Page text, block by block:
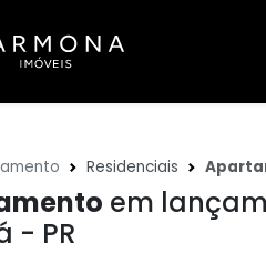
Residenciais
em
- PR